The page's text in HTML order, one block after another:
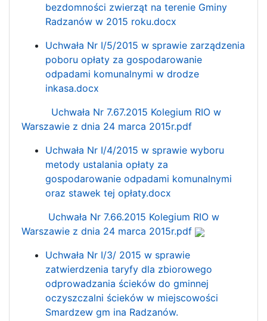
bezdomności zwierząt na terenie Gminy
Radzanów w 2015 roku.docx
Uchwała Nr I/5/2015 w sprawie zarządzenia
poboru opłaty za gospodarowanie
odpadami komunalnymi w drodze
inkasa.docx
Uchwała Nr 7.67.2015 Kolegium RIO w
Warszawie z dnia 24 marca 2015r.pdf
Uchwała Nr I/4/2015 w sprawie wyboru
metody ustalania opłaty za
gospodarowanie odpadami komunalnymi
oraz stawek tej opłaty.docx
Uchwała Nr 7.66.2015 Kolegium RIO w
Warszawie z dnia 24 marca 2015r.pdf
Uchwała Nr I/3/ 2015 w sprawie
zatwierdzenia taryfy dla zbiorowego
odprowadzania ścieków do gminnej
oczyszczalni ścieków w miejscowości
Smardzew gm ina Radzanów.